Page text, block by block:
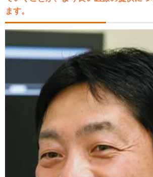
ます。